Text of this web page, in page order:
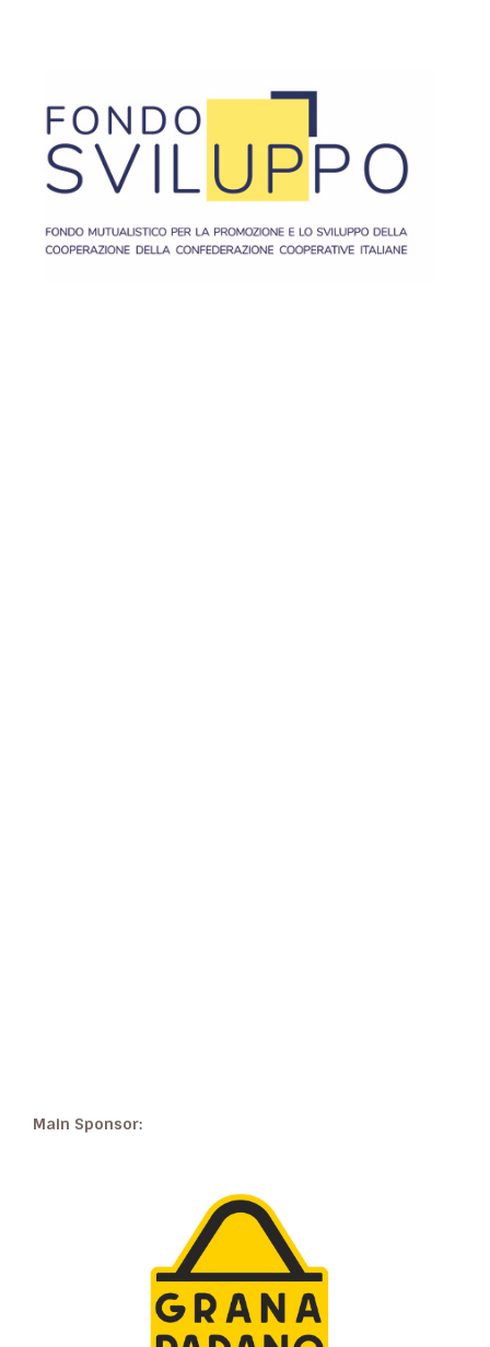
Main Sponsor: